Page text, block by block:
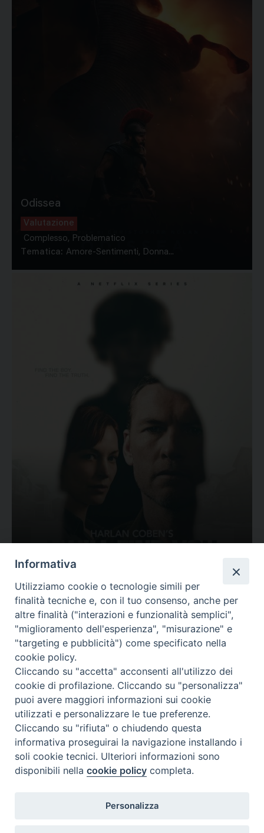
Odissea
Valutazione
Complesso, Problematico
Tematica: Amore-Sentimenti, Donna...
Valutazione
Complesso, Problematico
Tematica: Amore-Sentimenti, Carcere...
Contatti & Info
C.ne Aurelia, 50 – 00165 Roma
Contatti
Scrivi a: cnvf@chiesacattolica.it
Informativa
Utilizziamo cookie o tecnologie simili per
finalità tecniche e, con il tuo consenso, anche per
altre finalità ("interazioni e funzionalità semplici",
"miglioramento dell'esperienza", "misurazione" e
"targeting e pubblicità") come specificato nella
cookie policy.
Cliccando su "accetta" acconsenti all'utilizzo dei
cookie di profilazione. Cliccando su "personalizza"
puoi avere maggiori informazioni sui cookie
utilizzati e personalizzare le tue preferenze.
Cliccando su "rifiuta" o chiudendo questa
informativa proseguirai la navigazione installando i
soli cookie tecnici. Ulteriori informazioni sono
disponibili nellacookie policy completa.
Personalizza